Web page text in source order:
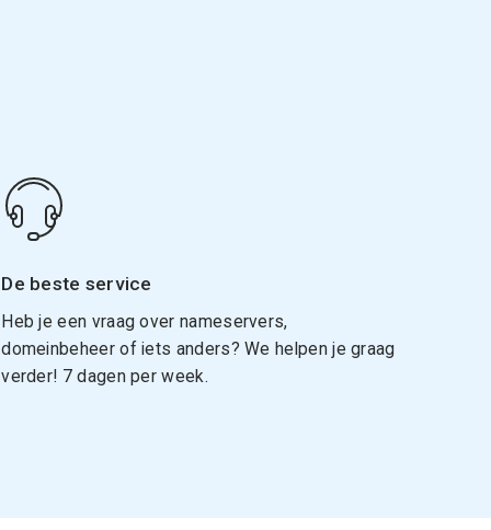
De beste service
Heb je een vraag over nameservers,
domeinbeheer of iets anders? We helpen je graag
verder! 7 dagen per week.